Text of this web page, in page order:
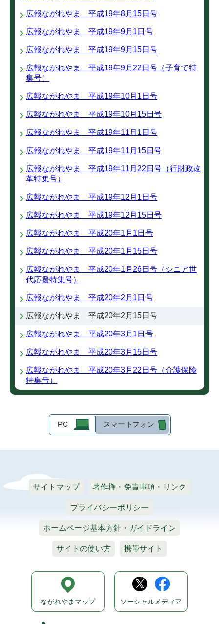
広報ながれやま 平成19年8月15日号
広報ながれやま 平成19年9月1日号
広報ながれやま 平成19年9月15日号
広報ながれやま 平成19年9月22日号（子育て特
集号）
広報ながれやま 平成19年10月1日号
広報ながれやま 平成19年10月15日号
広報ながれやま 平成19年11月1日号
広報ながれやま 平成19年11月15日号
広報ながれやま 平成19年11月22日号（行財政改
革特集号）
広報ながれやま 平成19年12月1日号
広報ながれやま 平成19年12月15日号
広報ながれやま 平成20年1月1日号
広報ながれやま 平成20年1月15日号
広報ながれやま 平成20年1月26日号（シニア世
代応援特集号）
広報ながれやま 平成20年2月1日号
広報ながれやま 平成20年2月15日号
広報ながれやま 平成20年3月1日号
広報ながれやま 平成20年3月15日号
広報ながれやま 平成20年3月22日号（介護保険
特集号）
PC スマートフォン
サイトマップ 著作権・免責事項・リンク
プライバシーポリシー
ホームページ基本方針・ガイドライン
サイトの使い方 携帯サイト
ながれやまマップ ソーシャルメディア